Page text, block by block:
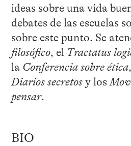
ideas sobre una vida
debates de las escuelas
sobre este punto. Se
filosófico, el Tractatus
la Conferencia sobre ética
Diarios secretosy los
pensar.
BIO